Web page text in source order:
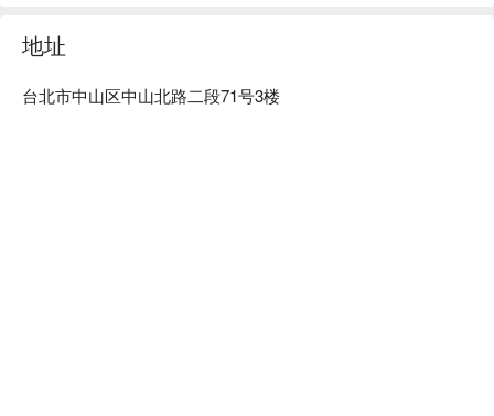
地址
台北市中山区中山北路二段71号3楼